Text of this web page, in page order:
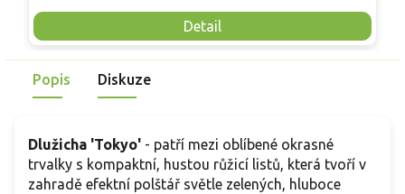
Detail
Mrazuvzdornost do −25 °C a spolehlivá vitalita z něj dělají
skvělou volbu pro každého pěstitele.
Popis Diskuze
Dlužicha 'Tokyo' - patří mezi oblíbené okrasné
trvalky s kompaktní, hustou růžicí listů, která tvoří v
zahradě efektní polštář světle zelených, hluboce